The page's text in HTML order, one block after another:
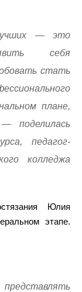
— это
себя
стать
плане,
поделилась
педагог-
колледжа
Юлия
этапе.